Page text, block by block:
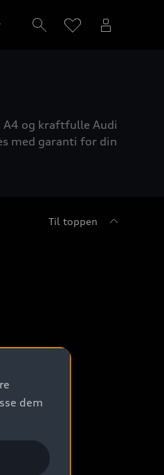
A4 og kraftfulle Audi
med garanti for din
Til toppen
dem